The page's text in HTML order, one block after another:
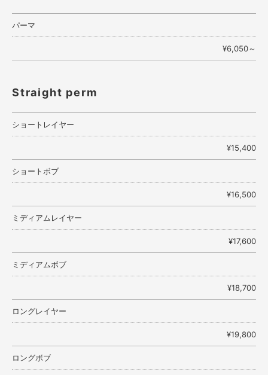
パーマ
¥6,050～
Straight perm
ショートレイヤー
¥15,400
ショートボブ
¥16,500
ミディアムレイヤー
¥17,600
ミディアムボブ
¥18,700
ロングレイヤー
¥19,800
ロングボブ